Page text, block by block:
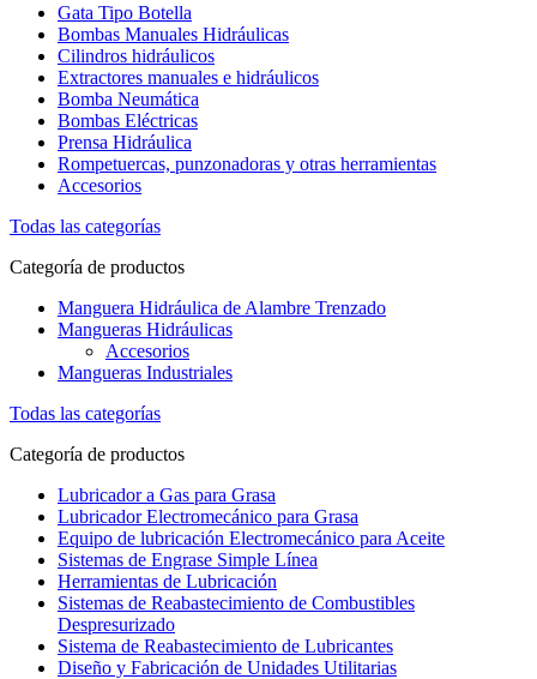
Gata Tipo Botella
Bombas Manuales Hidráulicas
Cilindros hidráulicos
Extractores manuales e hidráulicos
Bomba Neumática
Bombas Eléctricas
Prensa Hidráulica
Rompetuercas, punzonadoras y otras herramientas
Accesorios
Todas las categorías
Categoría de productos
Manguera Hidráulica de Alambre Trenzado
Mangueras Hidráulicas
Accesorios
Mangueras Industriales
Todas las categorías
Categoría de productos
Lubricador a Gas para Grasa
Lubricador Electromecánico para Grasa
Equipo de lubricación Electromecánico para Aceite
Sistemas de Engrase Simple Línea
Herramientas de Lubricación
Sistemas de Reabastecimiento de Combustibles
Despresurizado
Sistema de Reabastecimiento de Lubricantes
Diseño y Fabricación de Unidades Utilitarias